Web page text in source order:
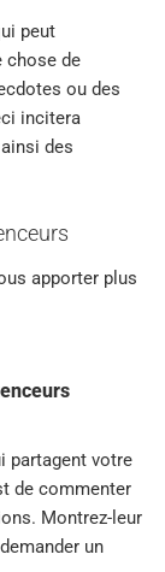
peut
chose de
ou des
incitera
des
apporter plus
partagent votre
de commenter
Montrez-leur
un